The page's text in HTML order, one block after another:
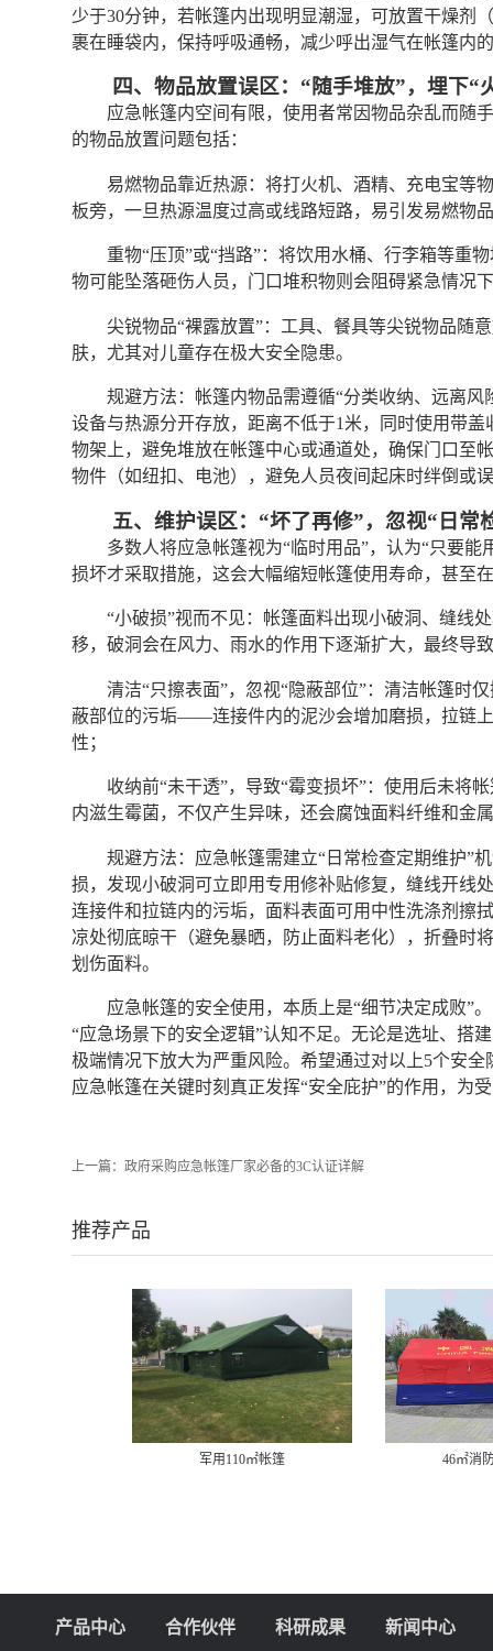
少于30分钟，若帐篷内出现明显潮湿，可放置干燥
裹在睡袋内，保持呼吸通畅，减少呼出湿气在帐篷内
四、物品放置误区：“随手堆放”，埋下“
应急帐篷内空间有限，使用者常因物品杂乱而随
的物品放置问题包括：
易燃物品靠近热源：将打火机、酒精、充电宝等
板旁，一旦热源温度过高或线路短路，易引发易燃物
重物“压顶”或“挡路”：将饮用水桶、行李箱等重
物可能坠落砸伤人员，门口堆积物则会阻碍紧急情况
尖锐物品“裸露放置”：工具、餐具等尖锐物品随
肤，尤其对儿童存在极大安全隐患。
规避方法：帐篷内物品需遵循“分类收纳、远离
设备与热源分开存放，距离不低于1米，同时使用带
物架上，避免堆放在帐篷中心或通道处，确保门口至
物件（如纽扣、电池），避免人员夜间起床时绊倒或
五、维护误区：“坏了再修”，忽视“日常
多数人将应急帐篷视为“临时用品”，认为“只要
损坏才采取措施，这会大幅缩短帐篷使用寿命，甚至
“小破损”视而不见：帐篷面料出现小破洞、缝线
移，破洞会在风力、雨水的作用下逐渐扩大，最终导
清洁“只擦表面”，忽视“隐蔽部位”：清洁帐篷时
蔽部位的污垢——连接件内的泥沙会增加磨损，拉链
性；
收纳前“未干透”，导致“霉变损坏”：使用后未将
内滋生霉菌，不仅产生异味，还会腐蚀面料纤维和金
规避方法：应急帐篷需建立“日常检查定期维护
损，发现小破洞可立即用专用修补贴修复，缝线开线
连接件和拉链内的污垢，面料表面可用中性洗涤剂擦
凉处彻底晾干（避免暴晒，防止面料老化），折叠时
划伤面料。
应急帐篷的安全使用，本质上是“细节决定成败”
“应急场景下的安全逻辑”认知不足。无论是选址、搭
极端情况下放大为严重风险。希望通过对以上5个安
应急帐篷在关键时刻真正发挥“安全庇护”的作用，为
上一篇： 政府采购应急帐篷厂家必备的3C认证详解
推荐产品
46㎡消防充气帐篷
产品中心 合作伙伴 科研成果 新闻中心